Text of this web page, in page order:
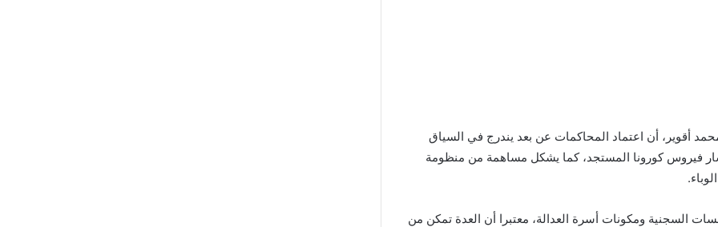
أقوير، أن اعتماد المحاكمات عن بعد يندرج في السياق
فيروس كورونا المستجد، كما يشكل مساهمة من منظومة
السجنية ومكونات أسرة العدالة، معتبرا أن العدة تمكن من